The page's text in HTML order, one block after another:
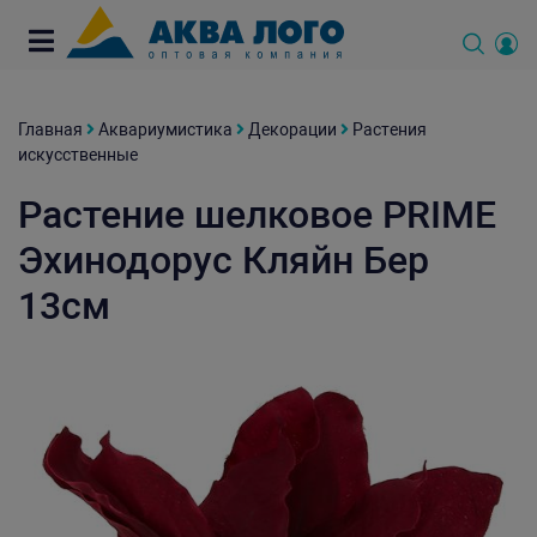
Главная Аквариумистика Декорации
Растения
искусственные
Растение шелковое PRIME
Эхинодорус Кляйн Бер
13см